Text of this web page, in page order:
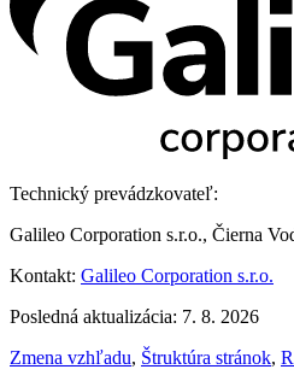
Technický prevádzkovateľ:
Galileo Corporation s.r.o., Čierna
Kontakt: Galileo Corporation s.r.o.
Posledná aktualizácia: 7. 8. 2026
Zmena vzhľadu, Štruktúra stránok,